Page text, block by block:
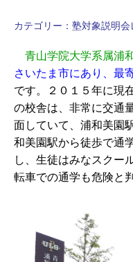
カテゴリー： 塾対象説明
青山学院大学系属浦
さいたま市にあり、最
です。２０１５年に現
の校舎は、非常に交通
面していて、浦和美園
和美園駅から徒歩で通
し、生徒はみなスクー
転車での通学も危険と